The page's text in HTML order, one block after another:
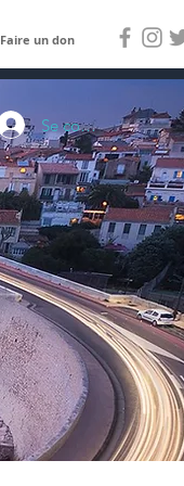
Faire un don
Se connecter